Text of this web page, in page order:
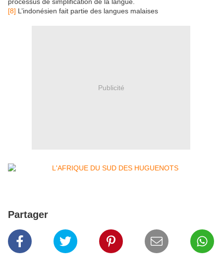
[8] L’indonésien fait partie des langues malaises
Publicité
Partager